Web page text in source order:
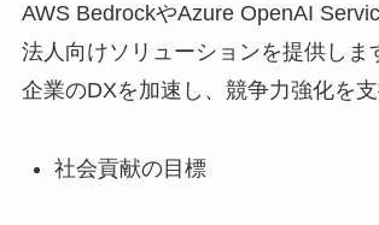
AWS BedrockやAzure OpenAI
法人向けソリューションを提供しま
企業のDXを加速し、競争力強化を支
社会貢献の目標